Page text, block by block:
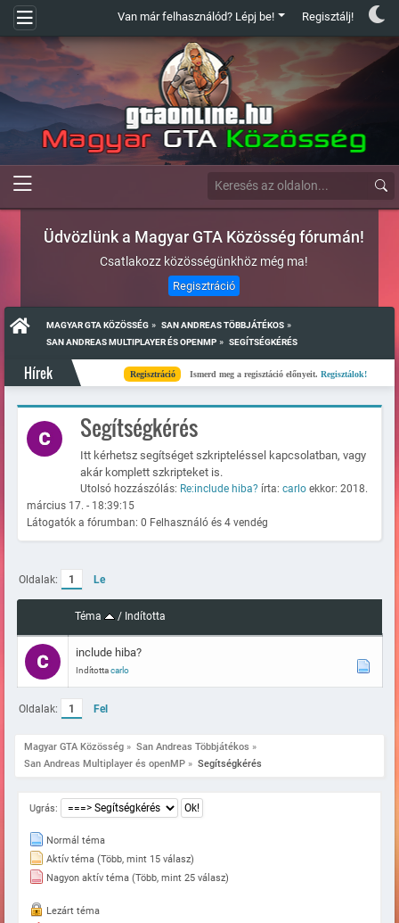
Van már felhasználód? Lépj be! Regisztálj!
Üdvözlünk a Magyar GTA Közösség fórumán!
Csatlakozz közösségünkhöz még ma!
Regisztráció
MAGYAR GTA KÖZÖSSÉG » SAN ANDREAS TÖBBJÁTÉKOS »
SAN ANDREAS MULTIPLAYER ÉS OPENMP » SEGÍTSÉGKÉRÉS
Hírek Regisztráció Ismerd meg a regisztáció előnyeit.Regisztálok!
Segítségkérés
Itt kérhetsz segítséget szkripteléssel kapcsolatban, vagy
akár komplett szkripteket is.
Utolsó hozzászólás: Re:include hiba? írta: carlo ekkor: 2018.
március 17. - 18:39:15
Látogatók a fórumban: 0 Felhasználó és 4 vendég
Oldalak: 1 Le
Téma / Indította
include hiba?
Indítottacarlo
Oldalak: 1 Fel
Magyar GTA Közösség » San Andreas Többjátékos »
San Andreas Multiplayer és openMP » Segítségkérés
Ugrás:
Normál téma
Aktív téma (Több, mint 15 válasz)
Nagyon aktív téma (Több, mint 25 válasz)
Lezárt téma